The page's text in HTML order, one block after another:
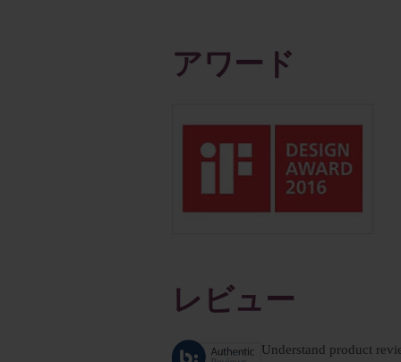
アワード
レビュー
Understand product